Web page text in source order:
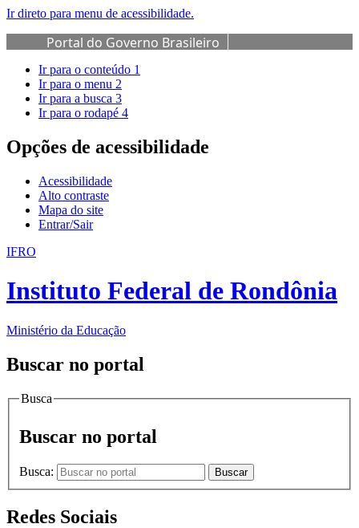
Ir direto para menu de acessibilidade.
Portal do Governo Brasileiro
Ir para o conteúdo 1
Ir para o menu 2
Ir para a busca 3
Ir para o rodapé 4
Opções de acessibilidade
Acessibilidade
Alto contraste
Mapa do site
Entrar/Sair
IFRO
Instituto Federal de Rondônia
Ministério da Educação
Buscar no portal
Busca
Buscar no portal
Busca: Buscar
Redes Sociais